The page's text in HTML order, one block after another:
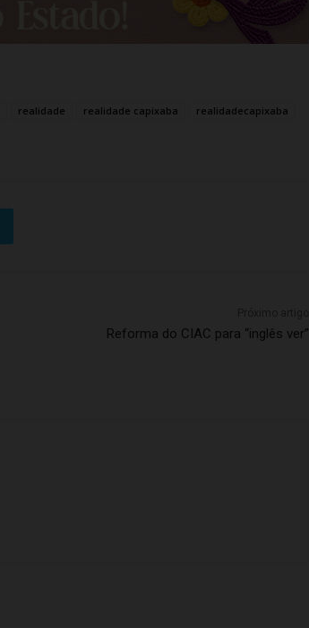
realidade realidade capixaba realidadecapixaba
Reforma do CIAC para “inglês ver”